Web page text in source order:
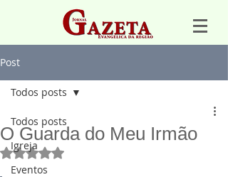
Post
Todos posts
Igreja
Eventos
Todos posts
O Guarda do Meu Irmão
Avaliado com NaN de 5 estrelas.